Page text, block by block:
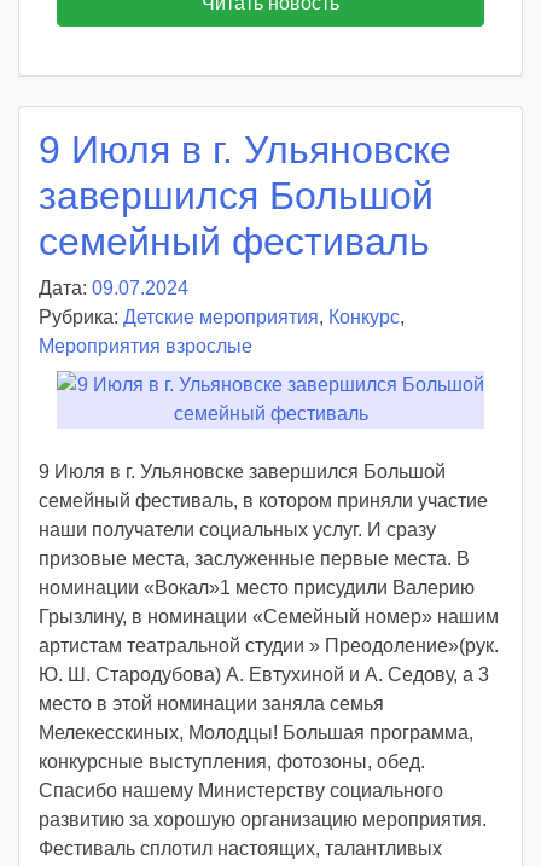
9 Июля в г. Ульяновске
завершился Большой
семейный фестиваль
Дата: 09.07.2024
в
т
о
р
:
v
o
i
d
d
m
d
y
Рубрика: Детские мероприятия, Конкурс,
Мероприятия взрослые
9 Июля в г. Ульяновске завершился Большой
семейный фестиваль, в котором приняли участие
наши получатели социальных услуг. И сразу
призовые места, заслуженные первые места. В
номинации «Вокал»1 место присудили Валерию
Грызлину, в номинации «Семейный номер» нашим
артистам театральной студии » Преодоление»(рук.
Ю. Ш. Стародубова) А. Евтухиной и А. Седову, а 3
место в этой номинации заняла семья
Мелекесскиных, Молодцы! Большая программа,
конкурсные выступления, фотозоны, обед.
Спасибо нашему Министерству социального
развитию за хорошую организацию мероприятия.
Фестиваль сплотил настоящих, талантливых